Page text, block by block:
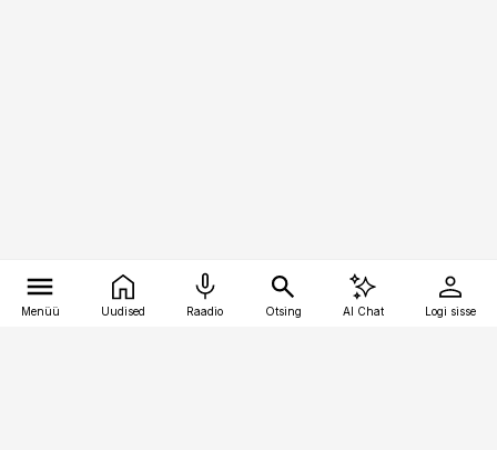
Menüü Uudised Raadio Otsing AI Chat Logi sisse